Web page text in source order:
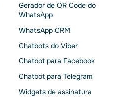
Gerador de QR Code do
WhatsApp
WhatsApp CRM
Chatbots do Viber
Chatbot para Facebook
Chatbot para Telegram
Widgets de assinatura